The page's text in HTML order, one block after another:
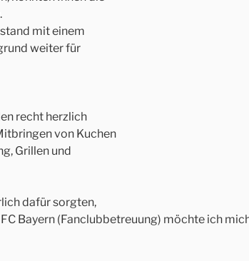
mit einem
weiter für
recht herzlich
von Kuchen
Grillen und
dafür sorgten,
Bayern (Fanclubbetreuung) möchte ich